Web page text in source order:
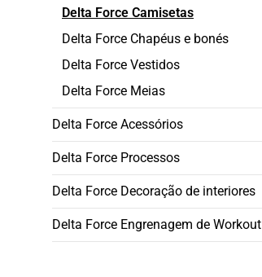
Delta Force Camisetas
Delta Force Chapéus e bonés
Delta Force Vestidos
Delta Force Meias
Delta Force Acessórios
Delta Force Processos
Delta Force Decoração de interiores
Delta Force Engrenagem de Workout